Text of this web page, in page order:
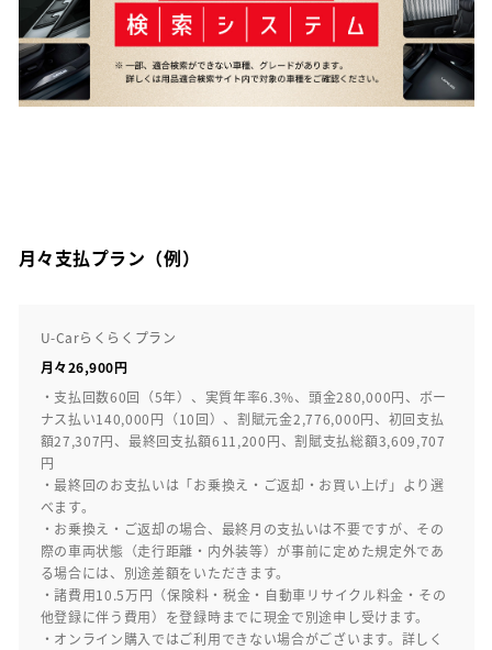
月々支払プラン（例）
U-Carらくらくプラン
月々26,900円
・支払回数60回（5年）、実質年率6.3%、頭金280,000円、ボー
ナス払い140,000円（10回）、割賦元金2,776,000円、初回支払
額27,307円、最終回支払額611,200円、割賦支払総額3,609,707
円
・最終回のお支払いは「お乗換え・ご返却・お買い上げ」より選
べます。
・お乗換え・ご返却の場合、最終月の支払いは不要ですが、その
際の車両状態（走行距離・内外装等）が事前に定めた規定外であ
る場合には、別途差額をいただきます。
・諸費用10.5万円（保険料・税金・自動車リサイクル料金・その
他登録に伴う費用）を登録時までに現金で別途申し受けます。
・オンライン購入ではご利用できない場合がございます。詳しく